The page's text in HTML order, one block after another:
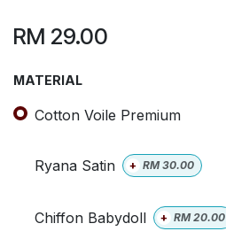
RM 29.00
MATERIAL
Cotton Voile Premium
Ryana Satin + RM30.00
Chiffon Babydoll + RM20.00